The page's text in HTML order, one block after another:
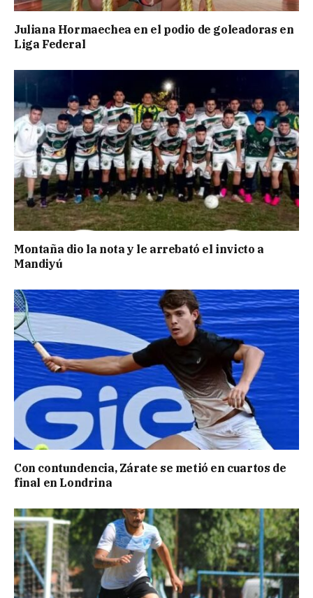
Juliana Hormaechea en el podio de goleadoras en
Liga Federal
Montaña dio la nota y le arrebató el invicto a
Mandiyú
Con contundencia, Zárate se metió en cuartos de
final en Londrina